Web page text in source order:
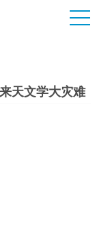
天文学大灾难